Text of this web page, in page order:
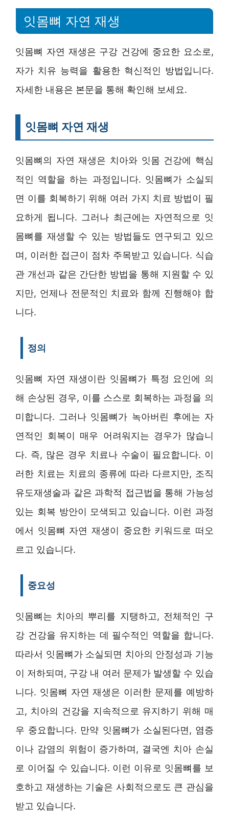
잇몸뼈 자연 재생
잇몸뼈 자연 재생은 구강 건강에 중요한 요소로,
자가 치유 능력을 활용한 혁신적인 방법입니다.
자세한 내용은 본문을 통해 확인해 보세요.
잇몸뼈 자연 재생
잇몸뼈의 자연 재생은 치아와 잇몸 건강에 핵심
적인 역할을 하는 과정입니다. 잇몸뼈가 소실되
면 이를 회복하기 위해 여러 가지 치료 방법이 필
요하게 됩니다. 그러나 최근에는 자연적으로 잇
몸뼈를 재생할 수 있는 방법들도 연구되고 있으
며, 이러한 접근이 점차 주목받고 있습니다. 식습
관 개선과 같은 간단한 방법을 통해 지원할 수 있
지만, 언제나 전문적인 치료와 함께 진행해야 합
니다.
정의
잇몸뼈 자연 재생이란 잇몸뼈가 특정 요인에 의
해 손상된 경우, 이를 스스로 회복하는 과정을 의
미합니다. 그러나 잇몸뼈가 녹아버린 후에는 자
연적인 회복이 매우 어려워지는 경우가 많습니
다. 즉, 많은 경우 치료나 수술이 필요합니다. 이
러한 치료는 치료의 종류에 따라 다르지만, 조직
유도재생술과 같은 과학적 접근법을 통해 가능성
있는 회복 방안이 모색되고 있습니다. 이런 과정
에서 잇몸뼈 자연 재생이 중요한 키워드로 떠오
르고 있습니다.
중요성
잇몸뼈는 치아의 뿌리를 지탱하고, 전체적인 구
강 건강을 유지하는 데 필수적인 역할을 합니다.
따라서 잇몸뼈가 소실되면 치아의 안정성과 기능
이 저하되며, 구강 내 여러 문제가 발생할 수 있습
니다. 잇몸뼈 자연 재생은 이러한 문제를 예방하
고, 치아의 건강을 지속적으로 유지하기 위해 매
우 중요합니다. 만약 잇몸뼈가 소실된다면, 염증
이나 감염의 위험이 증가하며, 결국엔 치아 손실
로 이어질 수 있습니다. 이런 이유로 잇몸뼈를 보
호하고 재생하는 기술은 사회적으로도 큰 관심을
받고 있습니다.